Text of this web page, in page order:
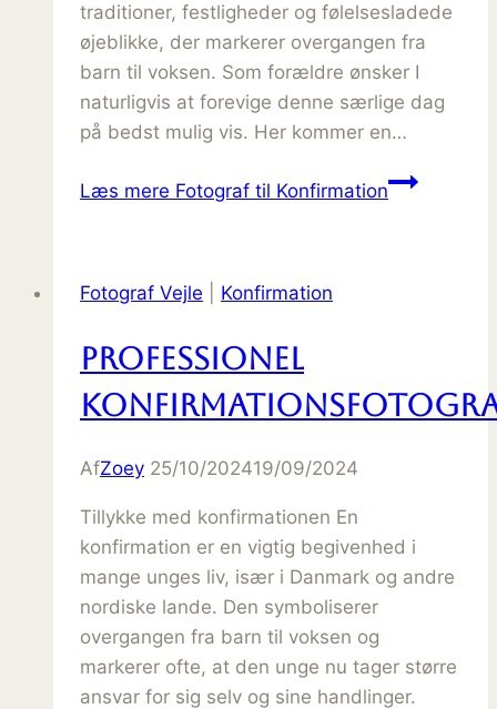
traditioner, festligheder og følelsesladede
øjeblikke, der markerer overgangen fra
barn til voksen. Som forældre ønsker I
naturligvis at forevige denne særlige dag
på bedst mulig vis. Her kommer en…
Læs mere Fotograf til Konfirmation
Fotograf Vejle Konfirmation
Professionel
AfZoey 25/10/202419/09/2024
Tillykke med konfirmationen En
konfirmation er en vigtig begivenhed i
mange unges liv, især i Danmark og andre
nordiske lande. Den symboliserer
overgangen fra barn til voksen og
markerer ofte, at den unge nu tager større
ansvar for sig selv og sine handlinger.